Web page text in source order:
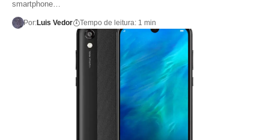
smartphone…
Por:Luis Vedor Tempo de leitura: 1 min